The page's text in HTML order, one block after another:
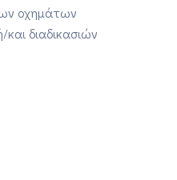
οχημάτων
διαδικασιών